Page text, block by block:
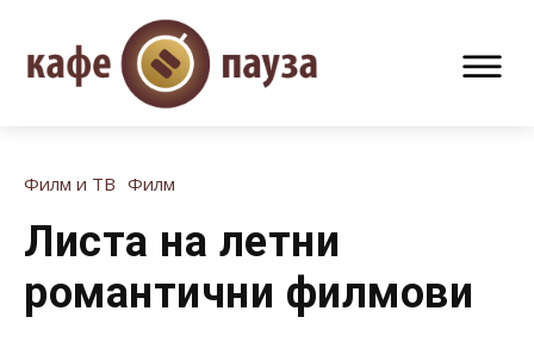
Филм и ТВ Филм
Листа на летни
романтични филмови